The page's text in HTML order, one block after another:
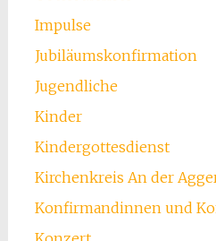
Impulse
Jubiläumskonfirmation
Jugendliche
Kinder
Kindergottesdienst
Kirchenkreis An der
Konfirmandinnen und